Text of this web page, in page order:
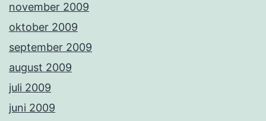
november 2009
oktober 2009
september 2009
august 2009
juli 2009
juni 2009